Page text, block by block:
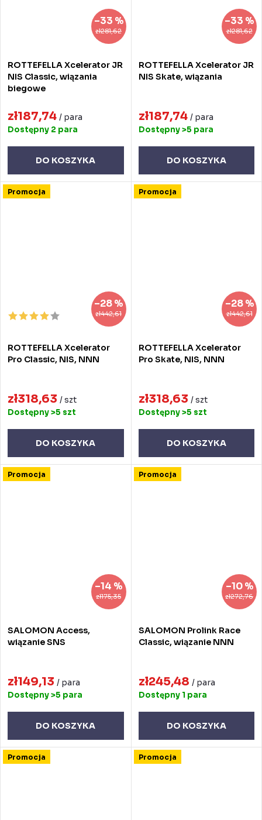
zł281,62
–33 %
ROTTEFELLA Xcelerator JR
NIS Classic, wiązania
biegowe
zł187,74 / para
Dostępny 2 para
DO KOSZYKA
zł281,62
–33 %
ROTTEFELLA Xcelerator JR
NIS Skate, wiązania
zł187,74 / para
Dostępny>5 para
DO KOSZYKA
Promocja
zł442,61
–28 %
ROTTEFELLA Xcelerator
Pro Classic, NIS, NNN
zł318,63 / szt
Dostępny>5 szt
DO KOSZYKA
Promocja
zł442,61
–28 %
ROTTEFELLA Xcelerator
Pro Skate, NIS, NNN
zł318,63 / szt
Dostępny>5 szt
DO KOSZYKA
Promocja
zł175,35
–14 %
SALOMON Access,
wiązanie SNS
zł149,13 / para
Dostępny>5 para
DO KOSZYKA
Promocja
zł272,76
–10 %
SALOMON Prolink Race
Classic, wiązanie NNN
zł245,48 / para
Dostępny 1 para
DO KOSZYKA
Promocja Promocja